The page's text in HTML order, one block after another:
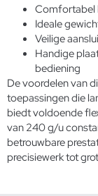
Comfortabel
Ideale
Veilige
Handige
bediening
De voordelen van
toepassingen die
biedt voldoende
van 240 g/u
betrouwbare
precisiewerk tot